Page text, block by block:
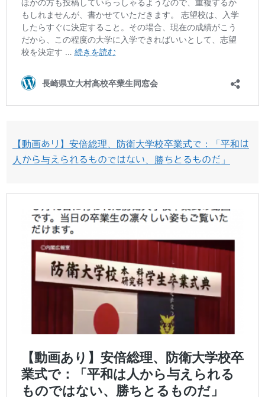
【動画あり】安倍総理、防衛大学校卒業式で：「平和は
人から与えられるものではない、勝ちとるものだ」